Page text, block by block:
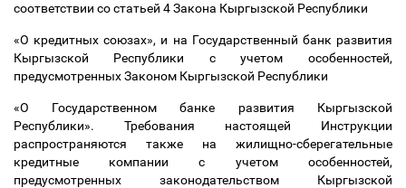
соответствии со статьей 4 Закона Кыргызской Республики
«О кредитных союзах», и на Государственный банк развития
Кыргызской Республики с учетом особенностей,
предусмотренных Законом Кыргызской Республики
«О Государственном банке развития Кыргызской
Республики». Требования настоящей Инструкции
распространяются
также на жилищно-сберегательные
кредитные компании с учетом особенностей,
предусмотренных законодательством Кыргызской